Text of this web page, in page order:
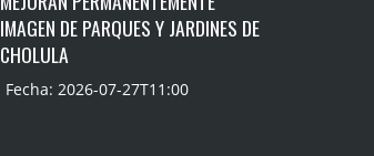
IMAGEN DE PARQUES Y JARDINES DE
CHOLULA
Fecha: 2026-07-27T11:00